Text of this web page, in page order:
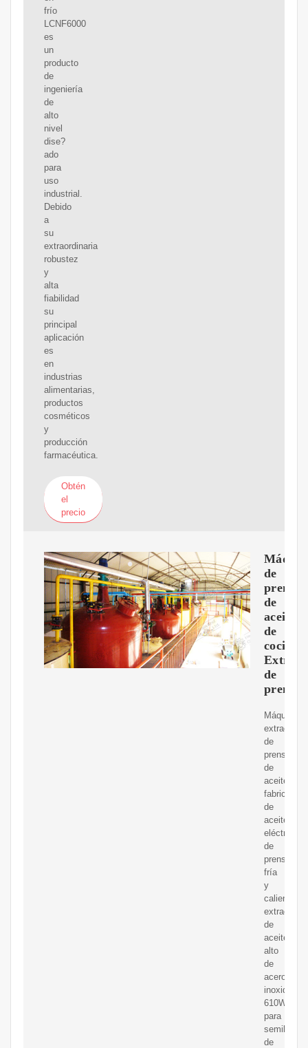
frío
LCNF6000
es
un
producto
de
ingeniería
de
alto
nivel
dise?
ado
para
uso
industrial.
Debido
a
su
extraordinaria
robustez
y
alta
fiabilidad
su
principal
aplicación
es
en
industrias
alimentarias,
productos
cosméticos
y
producción
farmacéutica.
Obtén
el
precio
de
prensa
de
aceite
de
cocina
de
prensa
Máquina
extractora
de
prensa
de
aceite,
fabricante
de
aceite
eléctrico
de
prensa
fría
y
caliente,
extractor
de
aceite
alto
de
acero
inoxidable
610W
para
semillas
de